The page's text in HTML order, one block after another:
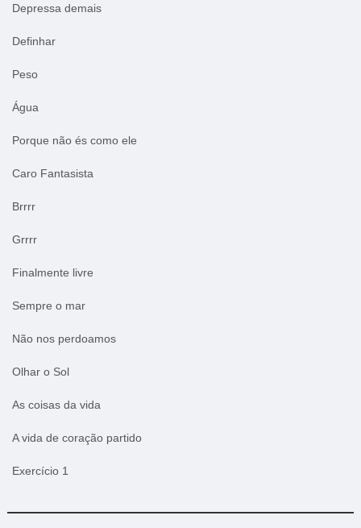
Depressa demais
Definhar
Peso
Água
Porque não és como ele
Caro Fantasista
Brrrr
Grrrr
Finalmente livre
Sempre o mar
Não nos perdoamos
Olhar o Sol
As coisas da vida
A vida de coração partido
Exercício 1